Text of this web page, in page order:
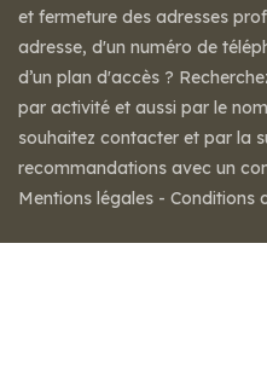
et fermeture des adresses
adresse, d'un numéro de
d’un plan d'accès ?
par activité et aussi par le
souhaitez contacter et par la
recommandations avec un
Mentions légales - Conditions